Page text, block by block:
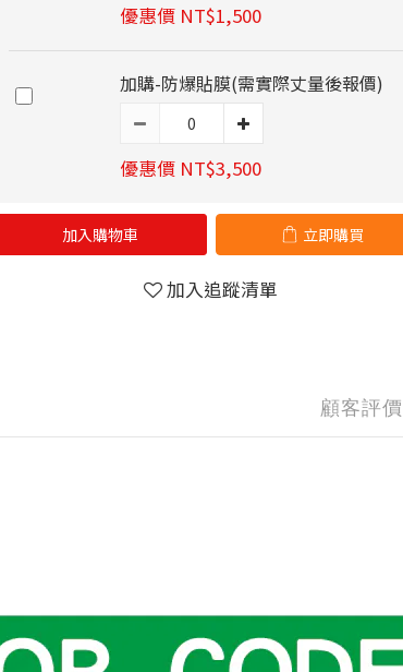
優惠價 NT$1,500
加購-防爆貼膜(需實際丈量後報價)
優惠價 NT$3,500
加入購物車 立即購買
加入追蹤清單
顧客評價